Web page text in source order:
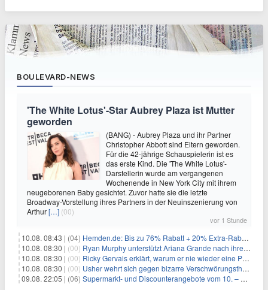
BOULEVARD-NEWS
'The White Lotus'-Star Aubrey Plaza ist Mutter
geworden
(BANG) - Aubrey Plaza und ihr Partner
Christopher Abbott sind Eltern geworden.
Für die 42-jährige Schauspielerin ist es
das erste Kind. Die 'The White Lotus'-
Darstellerin wurde am vergangenen
Wochenende in New York City mit ihrem
neugeborenen Baby gesichtet. Zuvor hatte sie die letzte
Broadway-Vorstellung ihres Partners in der Neuinszenierung von
Arthur[…] (00)
vor 1 Stunde
10.08. 08:43 | (04) Hemden.de: Bis zu 76% Rabatt + 20% Extra-Rabatt auf ALLE Hemden
10.08. 08:30 | (00) Ryan Murphy unterstützt Ariana Grande nach ihrem Ausstieg bei 'American Horror Story'
10.08. 08:30 | (00) Ricky Gervais erklärt, warum er nie wieder eine Preisverleihung moderieren will
10.08. 08:30 | (00) Usher wehrt sich gegen bizarre Verschwörungstheorie über angeblichen 'Klon'
09.08. 22:05 | (06) Supermarkt- und Discounterangebote vom 10. – 15.08.2026